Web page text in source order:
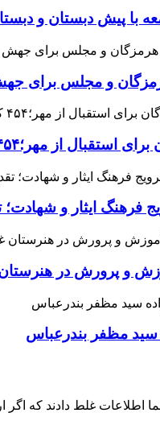
با پیش دبستان و
برای جهش سرانه
جدید به فضای آموزشی استان افزوده می‌شود
فرهنگ ایثار و
پرورش در هنرستان
سید مظفر بندرعباس